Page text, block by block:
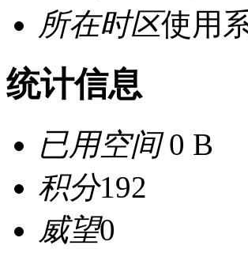
所在时区使用
统计信息
已用空间0 B
积分192
威望0